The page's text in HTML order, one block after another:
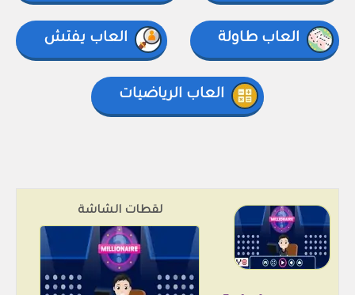
العاب طاولة العاب يفتش
العاب الرياضيات
لقطات الشاشة